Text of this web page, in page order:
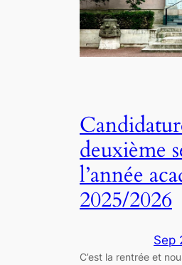
deuxième
l’année
2025/2026
Sep
C’est la rentrée et